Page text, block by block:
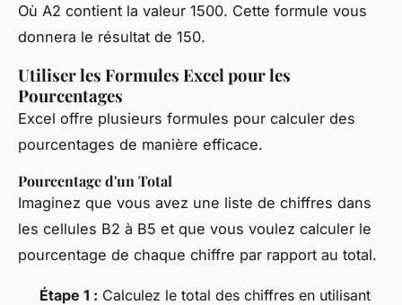
Où A2 contient la valeur 1500. Cette formule vous
donnera le résultat de 150.
Utiliser les Formules Excel pour les
Pourcentages
Excel offre plusieurs formules pour calculer des
pourcentages de manière efficace.
Pourcentage d'un Total
Imaginez que vous avez une liste de chiffres dans
les cellules B2 à B5 et que vous voulez calculer le
pourcentage de chaque chiffre par rapport au total.
Étape 1 : Calculez le total des chiffres en utilisant